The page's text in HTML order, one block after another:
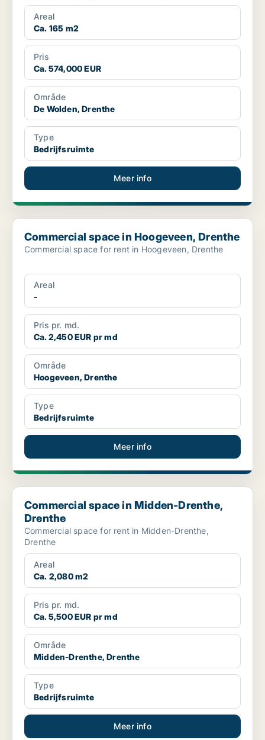
Areal
Ca. 165 m2
Pris
Ca. 574,000 EUR
Område
De Wolden, Drenthe
Type
Bedrijfsruimte
Meer info
Commercial space in Hoogeveen, Drenthe
Commercial space in Hoogeveen, Drenthe
Commercial space for rent in Hoogeveen, Drenthe
Areal
-
Pris pr. md.
Ca. 2,450 EUR pr md
Område
Hoogeveen, Drenthe
Type
Bedrijfsruimte
Meer info
Commercial space in Midden-Drenthe, Drenthe
Commercial space in Midden-Drenthe,
Drenthe
Commercial space for rent in Midden-Drenthe,
Drenthe
Areal
Ca. 2,080 m2
Pris pr. md.
Ca. 5,500 EUR pr md
Område
Midden-Drenthe, Drenthe
Type
Bedrijfsruimte
Meer info